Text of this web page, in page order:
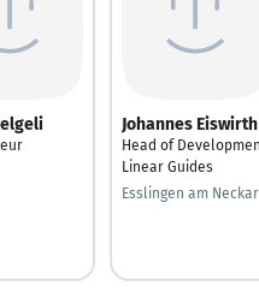
Johannes Eiswirth
Head of
Linear Guides
Esslingen am Neckar